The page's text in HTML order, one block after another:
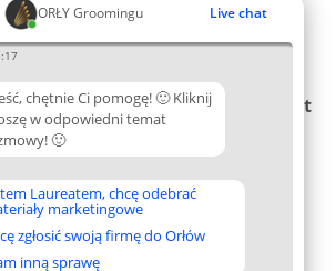
ORŁY Groomingu Live chat
chętnie Ci pomogę! 🙂 Kliknij
w odpowiedni temat
🙂
Laureatem, chcę odebrać
marketingowe
zgłosić swoją firmę do Orłów
inną sprawę
o. sp. k.
22
50-079
400
Plebiscyt
Lista
Laureatów
Zasady
Regulamin
Kontakt